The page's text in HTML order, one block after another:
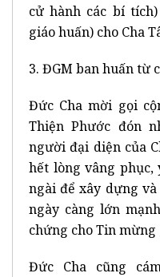
cử hành các bí
giáo huấn) cho Cha
3. ĐGM ban huấn từ
Đức Cha mời gọi
Thiện Phước đón
người đại diện của
hết lòng vâng
ngài để xây dựng
ngày càng lớn
chứng cho Tin
Đức Cha cũng